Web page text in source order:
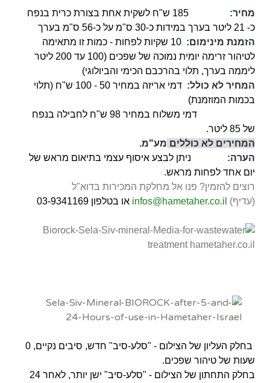
מחיר:
185 ש"ח לשקית אחת בצורת כרית בנפח
כ- 21 ליטר בערך במידות כ-30 ס"מ על כ-56 ס"מ בערך
הזמנת מינימום:
10 שקיות לפחות - כמות זו מתאימה
לטיהור זרימה יומית נמוכה של שפכים (100 עד 200 ליטר
ליממה בערך, תלוי בהרכבם הכימי והביולוגי)
המחיר לא כולל:
דמי אריזה במחיר 50 - 100 ש"ח (תלוי
בכמות המוזמנת)
דמי משלוח במחיר 98 ש"ח לחבילה בנפח
של 85 ליטר.
המחירים לא כוללים מע"מ.
הערה: ניתן לבצע איסוף עצמי בתיאום מראש של
יום אחד לפחות מראש.
רוצים להזמין? פנו אל מחלקת המכירות בדוא"ל
(עדיף) infos@hametaher.co.il או בטלפון 03-9341169
בחלק העליון של הצילום - "סלע-סיב" חדש, סיבים נקיים, 0
שעות של טיהור שפכים.
בחלק התחתון של הצילום - "סלע-סיב" ישן יותר, לאחר 24